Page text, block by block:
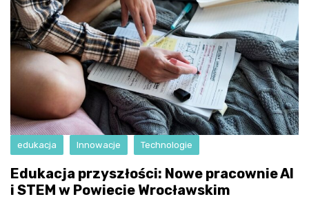
edukacja Innowacje Technologie
Edukacja przyszłości: Nowe pracownie AI
i STEM w Powiecie Wrocławskim